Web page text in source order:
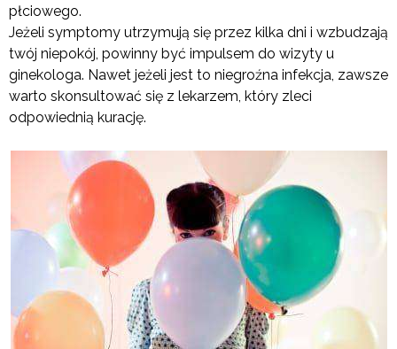
płciowego.
Jeżeli symptomy utrzymują się przez kilka dni i wzbudzają
twój niepokój, powinny być impulsem do wizyty u
ginekologa. Nawet jeżeli jest to niegroźna infekcja, zawsze
warto skonsultować się z lekarzem, który zleci
odpowiednią kurację.